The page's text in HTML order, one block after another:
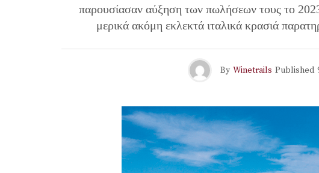
παρουσίασαν αύξηση των πωλήσεων τους το
μερικά ακόμη εκλεκτά ιταλικά κρασιά
By Winetrails Published